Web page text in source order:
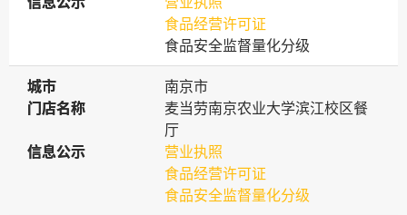
食品经营许可证
食品安全监督量化分级
城市
城市
南京市
门店名称
门店名称
麦当劳南京农业大学滨江校区餐
厅
信息公示
信息公示
营业执照
食品经营许可证
食品安全监督量化分级